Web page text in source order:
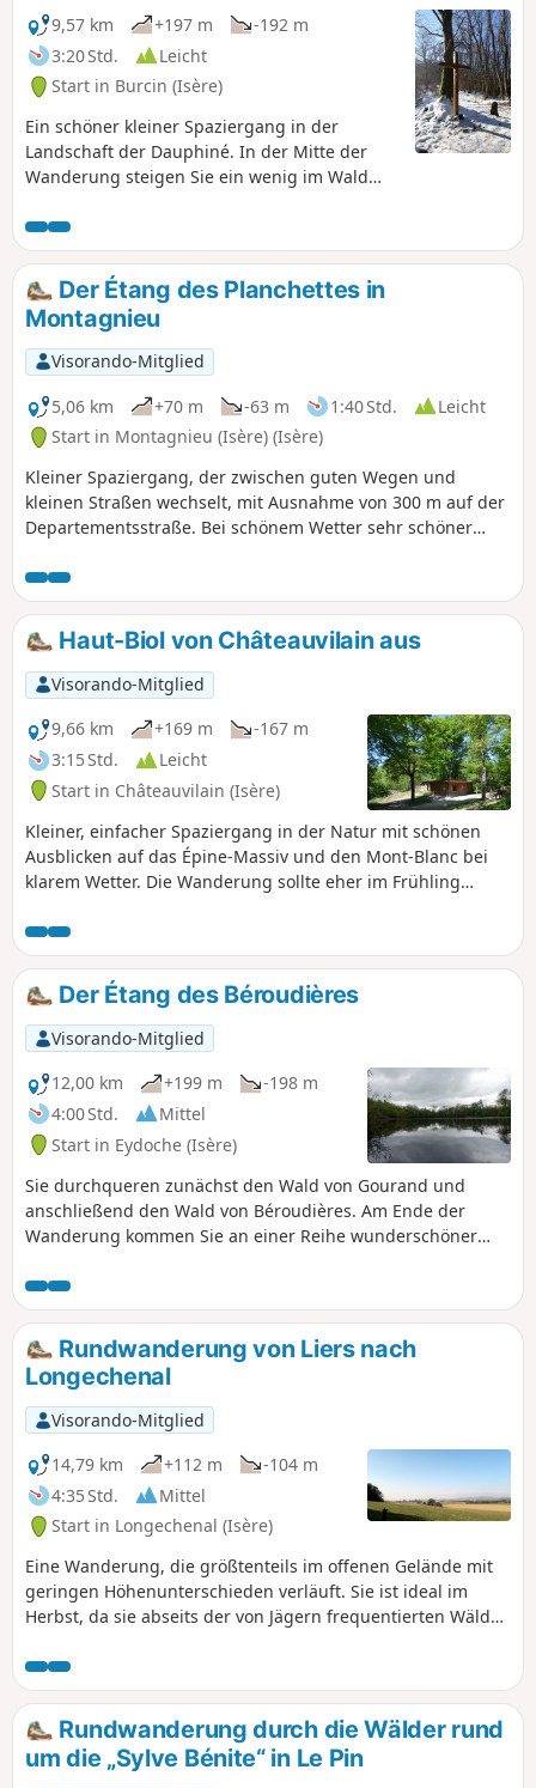
9,57 km +197 m
-192 m
3:20 Std.
Leicht
Start in Burcin (Isère)
Ein schöner kleiner Spaziergang in der
Landschaft der Dauphiné. In der Mitte der
Wanderung steigen Sie ein wenig im Wald
wieder hinunter zur charmanten Kapelle
Notre-Dame de Milin zu gelangen.
Der Étang des Planchettes in
Montagnieu
Visorando-Mitglied
5,06 km
+70 m -63 m 1:40 Std.
Leicht
Start in Montagnieu (Isère) (Isère)
Kleiner Spaziergang, der zwischen guten Wegen und
kleinen Straßen wechselt, mit Ausnahme von 300 m auf der
Departementsstraße. Bei schönem Wetter sehr schöner
und sogar den Mont Blanc.
Haut-Biol von Châteauvilain aus
Visorando-Mitglied
9,66 km
+169 m
-167 m
3:15 Std.
Leicht
Start in Châteauvilain (Isère)
Kleiner, einfacher Spaziergang in der Natur mit schönen
Ausblicken auf das Épine-Massiv und den Mont-Blanc bei
klarem Wetter. Die Wanderung sollte eher im Frühling
etwas Unterholz führt.
Der Étang des Béroudières
Visorando-Mitglied
12,00 km
+199 m
-198 m
4:00 Std.
Mittel
Start in Eydoche (Isère)
Sie durchqueren zunächst den Wald von Gourand und
anschließend den Wald von Béroudières. Am Ende der
Wanderung kommen Sie an einer Reihe wunderschöner
Ausblicke auf die umliegenden Gipfel.
Rundwanderung von Liers nach
Longechenal
Visorando-Mitglied
14,79 km
+112 m
-104 m
4:35 Std.
Mittel
Start in Longechenal (Isère)
Eine Wanderung, die größtenteils im offenen Gelände mit
geringen Höhenunterschieden verläuft. Sie ist ideal im
Herbst, da sie abseits der von Jägern frequentierten Wälder
östlichen Teil der Liers-Ebene. Hier und da haben Sie einige
Ausblicke auf die umliegenden Hügel und Gipfel.
Rundwanderung durch die Wälder rund
um die „Sylve Bénite“ in Le Pin